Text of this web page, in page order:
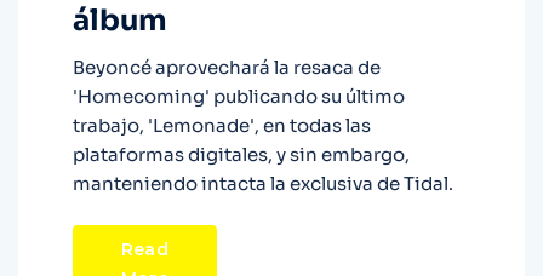
álbum
Beyoncé aprovechará la resaca de
'Homecoming' publicando su último
trabajo, 'Lemonade', en todas las
plataformas digitales, y sin embargo,
manteniendo intacta la exclusiva de Tidal.
Read